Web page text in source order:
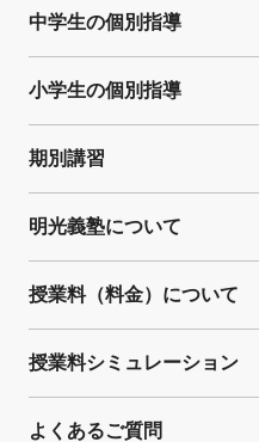
中学生の個別指導
小学生の個別指導
期別講習
明光義塾について
授業料（料金）について
授業料シミュレーション
よくあるご質問